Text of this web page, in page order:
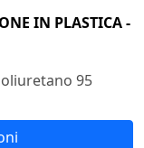
IN PLASTICA -
95